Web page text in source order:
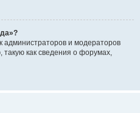
администраторов и модераторов
как сведения о форумах,